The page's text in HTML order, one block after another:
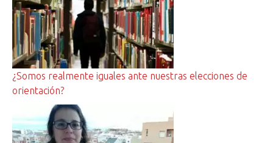
¿Somos realmente iguales ante nuestras elecciones de
orientación?